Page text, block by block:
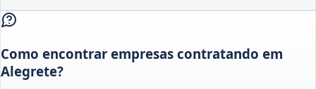
Como encontrar empresas contratando em
Alegrete?